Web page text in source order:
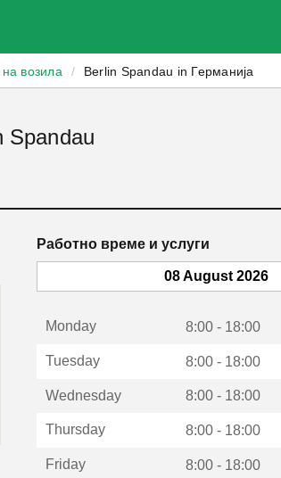
возила / Berlin Spandau in Германија
Spandau
Работно време и услуги
08 August 2026
Monday 8:00 - 18:00
Tuesday 8:00 - 18:00
Wednesday 8:00 - 18:00
Thursday 8:00 - 18:00
Friday 8:00 - 18:00